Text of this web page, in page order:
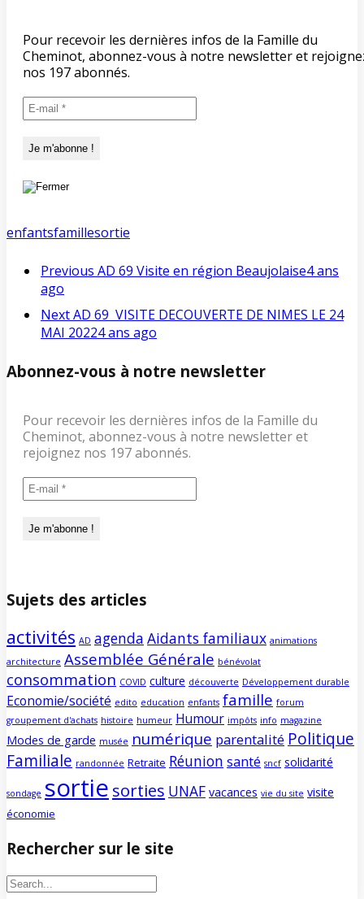
Pour recevoir les dernières infos de la Famille du
Cheminot, abonnez-vous à notre newsletter et
nos 197 abonnés.
enfantsfamillesortie
Previous AD 69 Visite en région Beaujolaise4 ans
ago
NextAD 69 VISITE DECOUVERTE DE NIMES LE 24
MAI 20224 ans ago
Abonnez-vous à notre newsletter
Pour recevoir les dernières infos de la Famille du
Cheminot, abonnez-vous à notre newsletter et
rejoignez nos 197 abonnés.
Sujets des articles
activités AD agenda Aidants familiaux animations
architecture Assemblée Générale bénévolat
consommation COVID culture découverte Développement durable
Economie/société edito education enfants famille forum
groupement d'achats histoire humeur Humour impôts info magazine
Modes de garde musée numérique parentalité Politique
Familiale randonnée Retraite Réunion santé sncf solidarité
sondage sortie sorties UNAF vacances vie du site visite
économie
Rechercher sur le site